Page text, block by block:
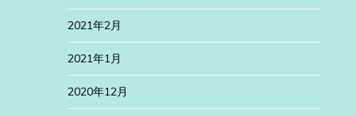
2021年2月
2021年1月
2020年12月